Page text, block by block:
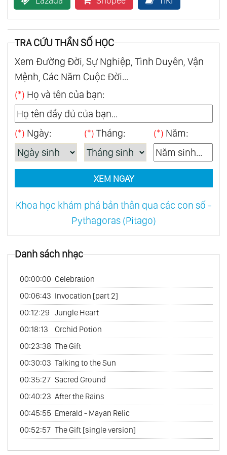
Reflexology The Mind Body And Soul Series
35.Giấc Ngủ Trưa - Siesta
36. Cuộn - The Scroll
37.Túi Ngủ - Anam Cara
38.Thiền Định Và Hiệu Ứng - Meditation And
Visualisation
39.Vượt Thời Gian - Timeless
40.Tuyết Của Kilimanjaro - Snows Of
Kilimanjaro
Biên Niên Sử - Chronicles
Acients
Cát San Hô - Coral Sand
45.Vua Arthur - King Arthur Vol.1
46.Vua Arthur - King Arthur Vol.2
47.Vua Arthur - King Arthur Vol.3
48.Vùng Đất Của Người Inca - Land Of The
Inca
49.Nhạc Chọn Lọc Của Medwyn Goodall -
The Selected Music Of Medwyn Goodall
50.Thuốc Thiêng Liêng - Sacred Medicine
51.Nữ Bác Sĩ - Medicine Woman Vol.3
52.Vườn Cây Cảnh - Bonsai Garden
53.Vương Quốc Bộ Lạc - Tribal Nation
54.Gió Xuyên Thái Bình Dương - Winds
TRA CỨU THẦN SỐ HỌC
Xem Đường Đời, Sự Nghiệp, Tình Duyên, Vận
Mệnh, Các Năm Cuộc Đời...
(*) Họ và tên của bạn:
(*) Ngày: (*) Tháng: (*) Năm:
XEM NGAY
Khoa học khám phá bản thân qua các con số -
Pythagoras (Pitago)
Danh sách nhạc
00:00:00 Celebration
00:06:43 Invocation [part 2]
00:12:29 Jungle Heart
00:18:13
Orchid Potion
00:23:38 The Gift
00:30:03 Talking to the Sun
00:35:27 Sacred Ground
00:40:23 After the Rains
00:45:55 Emerald - Mayan Relic
00:52:57 The Gift [single version]